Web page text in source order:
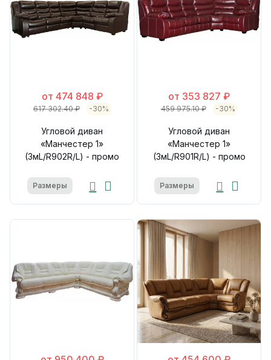
от 474 848 ₽
617 302.40 ₽ -30%
Угловой диван
«Манчестер 1»
(3мL/R902R/L) - промо
Размеры
от 353 827 ₽
459 975.10 ₽ -30%
Угловой диван
«Манчестер 1»
(3мL/R901R/L) - промо
Размеры